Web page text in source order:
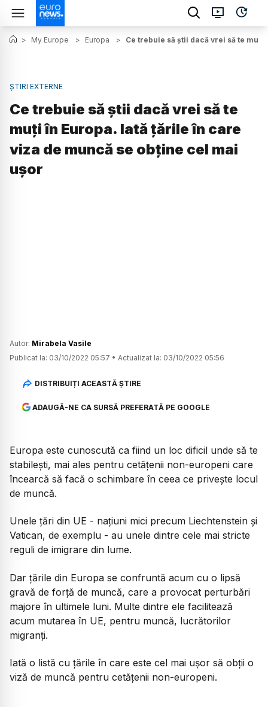
> My Europe > Europa > Ce trebuie să știi dacă vrei să te
ȘTIRI EXTERNE
Ce trebuie să știi dacă vrei să te
muți în Europa. Iată țările în care
viza de muncă se obține cel mai
ușor
Autor: Mirabela Vasile
Publicat la: 03/10/2022 05:57 • Actualizat la: 03/10/2022 05:56
DISTRIBUIȚI ACEASTĂ ȘTIRE
ADAUGĂ-NE CA SURSĂ PREFERATĂ PE GOOGLE
Europa este cunoscută ca fiind un loc dificil unde să te
stabilești, mai ales pentru cetățenii non-europeni care
încearcă să facă o schimbare în ceea ce privește locul
de muncă.
Unele țări din UE - națiuni mici precum Liechtenstein și
Vatican, de exemplu - au unele dintre cele mai stricte
reguli de imigrare din lume.
Dar țările din Europa se confruntă acum cu o lipsă
gravă de forță de muncă, care a provocat perturbări
majore în ultimele luni. Multe dintre ele facilitează
acum mutarea în UE, pentru muncă, lucrătorilor
migranți.
Iată o listă cu țările în care este cel mai ușor să obții o
viză de muncă pentru cetățenii non-europeni.